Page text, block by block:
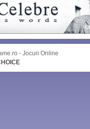
- Jocuri Online